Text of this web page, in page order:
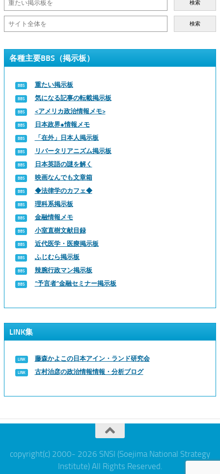
検索
検索
各種主要BBS（掲示板）
重たい掲示板
気になる記事の転載掲示板
<アメリカ政治情報メモ>
日本政界●情報メモ
「在外」日本人掲示板
リバータリアニズム掲示板
日本英語の謎を解く
映画なんでも文章箱
◆法律学のカフェ◆
理科系掲示板
金融情報メモ
小室直樹文献目録
近代医学・医療掲示板
ふじむら掲示板
辣腕行政マン掲示板
“予言者”金融セミナー掲示板
LINK集
藤森かよこの日本アイン・ランド研究会
古村治彦の政治情報情報・分析ブログ
copyright(c) 2000- 2026 SNSI (Soejima National Strategy
Institute) All Rights Reserved.